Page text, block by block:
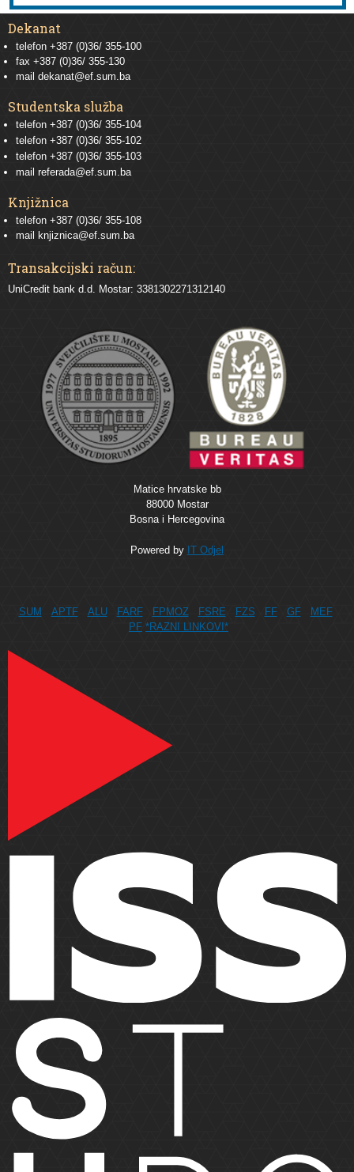
Dekanat
telefon +387 (0)36/ 355-100
fax +387 (0)36/ 355-130
mail dekanat@ef.sum.ba
Studentska služba
telefon +387 (0)36/ 355-104
telefon +387 (0)36/ 355-102
telefon +387 (0)36/ 355-103
mail referada@ef.sum.ba
Knjižnica
telefon +387 (0)36/ 355-108
mail
knjiznica@ef.sum.ba
Transakcijski račun:
UniCredit bank d.d. Mostar: 3381302271312140
Matice hrvatske bb
88000 Mostar
Bosna i Hercegovina
Powered by IT Odjel
SUM APTF ALU FARF FPMOZ FSRE FZS FF GF
MEF
PF *RAZNI LINKOVI*